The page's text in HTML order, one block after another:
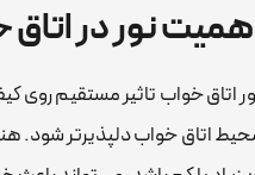
نور در
اتاق خواب تاثیر مستقیم روی
اتاق خواب دلپذیرتر شود.